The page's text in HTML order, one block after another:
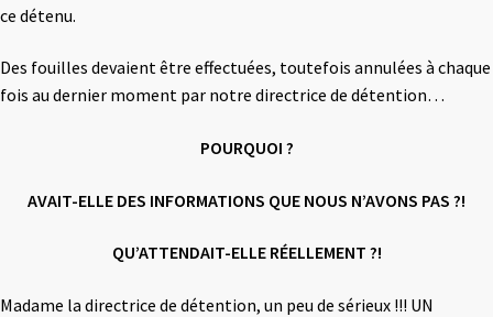
ce détenu.
Des fouilles devaient être effectuées, toutefois annulées à chaque
fois au dernier moment par notre directrice de détention…
POURQUOI ?
AVAIT-ELLE DES INFORMATIONS QUE NOUS N’AVONS PAS ?!
QU’ATTENDAIT-ELLE RÉELLEMENT ?!
Madame la directrice de détention, un peu de sérieux !!! UN